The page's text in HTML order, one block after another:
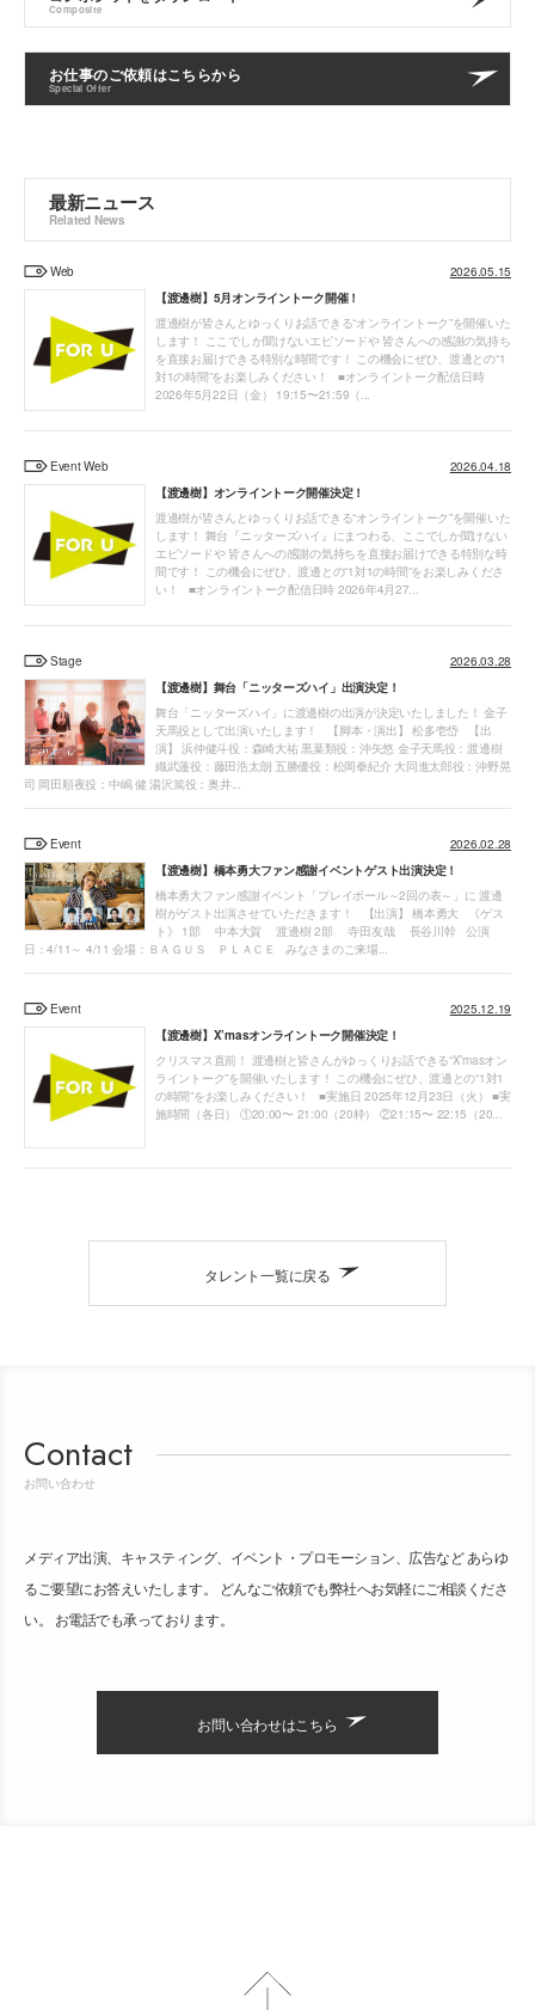
Composite
お仕事のご依頼はこちらから
Special Offer
最新ニュース
Related News
Web
2026.05.15
【渡邊樹】5月オンライントーク開催！
渡邊樹が皆さんとゆっくりお話できる“オンライントーク”を開催いた
します！ ここでしか聞けないエピソードや 皆さんへの感謝の気持ち
を直接お届けできる特別な時間です！ この機会にぜひ、渡邊との“1
対1の時間”をお楽しみください！ ■オンライントーク配信日時
2026年5月22日（金） 19:15〜21:59（...
Event Web
2026.04.18
【渡邊樹】オンライントーク開催決定！
渡邊樹が皆さんとゆっくりお話できる“オンライントーク”を開催いた
します！ 舞台『ニッターズハイ』にまつわる、ここでしか聞けない
エピソードや 皆さんへの感謝の気持ちを直接お届けできる特別な時
間です！ この機会にぜひ、渡邊との“1対1の時間”をお楽しみくださ
い！ ■オンライントーク配信日時 2026年4月27...
Stage
2026.03.28
【渡邊樹】舞台「ニッターズハイ」出演決定！
舞台「ニッターズハイ」に渡邊樹の出演が決定いたしました！ 金子
天馬役として出演いたします！ 【脚本・演出】 松多壱岱 【出
演】 浜仲健斗役：森崎大祐 黒葉類役：沖矢悠 金子天馬役：渡邊樹
織武蓮役：藤田浩太朗 五勝優役：松岡拳紀介 大同進太郎役：沖野晃
司 岡田順夜役：中嶋 健 湯沢篤役：奥井...
Event
2026.02.28
【渡邊樹】橋本勇大ファン感謝イベントゲスト出演決定！
橋本勇大ファン感謝イベント「プレイボール～2回の表～」に 渡邊
樹がゲスト出演させていただきます！ 【出演】 橋本勇大 《ゲス
ト》 1部 中本大賀 渡邊樹 2部 寺田友哉 長谷川幹 公演
日：4/11～ 4/11 会場：ＢＡＧＵＳ ＰＬＡＣＥ みなさまのご来場...
Event
2025.12.19
【渡邊樹】X’masオンライントーク開催決定！
クリスマス直前！ 渡邊樹と皆さんがゆっくりお話できる“X’masオン
ライントーク”を開催いたします！ この機会にぜひ、渡邊との“1対1
の時間”をお楽しみください！ ■実施日 2025年12月23日（火） ■実
施時間（各日） ①20:00〜 21:00（20枠） ②21:15〜 22:15（20...
タレント一覧に戻る
Contact
お問い合わせ
メディア出演、キャスティング、イベント・プロモーション、広告など あらゆ
るご要望にお答えいたします。 どんなご依頼でも弊社へお気軽にご相談くださ
い。 お電話でも承っております。
お問い合わせはこちら